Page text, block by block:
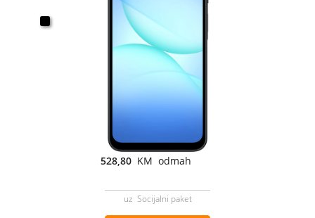
528,80 KM odmah
uz Socijalni paket